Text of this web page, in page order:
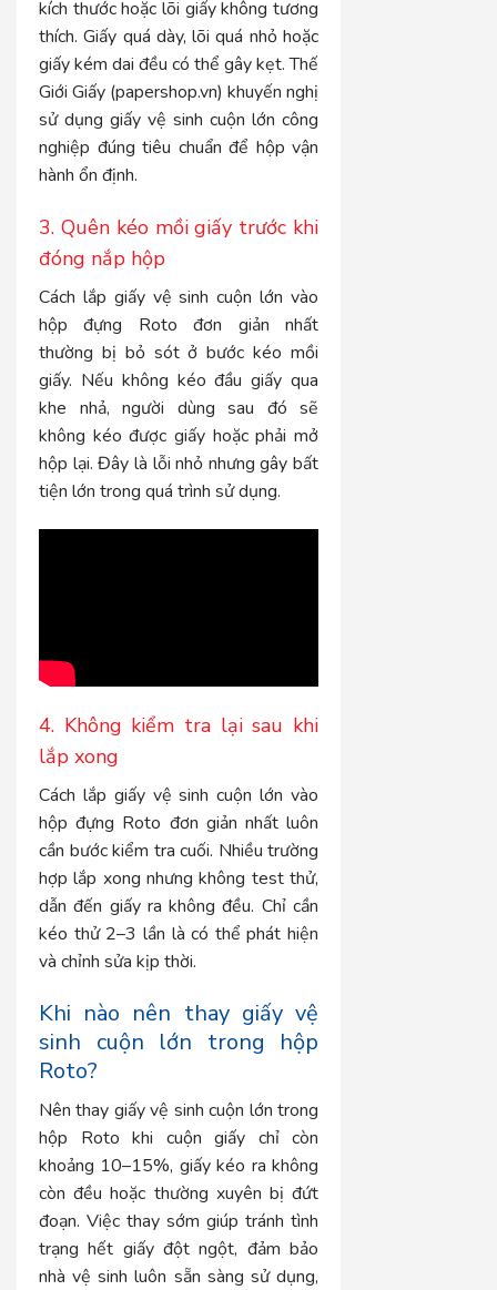
kích thước hoặc lõi giấy không tương
thích. Giấy quá dày, lõi quá nhỏ hoặc
giấy kém dai đều có thể gây kẹt. Thế
Giới Giấy (papershop.vn) khuyến nghị
sử dụng giấy vệ sinh cuộn lớn công
nghiệp đúng tiêu chuẩn để hộp vận
hành ổn định.
3. Quên kéo mồi giấy trước khi
đóng nắp hộp
Cách lắp giấy vệ sinh cuộn lớn vào
hộp đựng Roto đơn giản nhất
thường bị bỏ sót ở bước kéo mồi
giấy. Nếu không kéo đầu giấy qua
khe nhả, người dùng sau đó sẽ
không kéo được giấy hoặc phải mở
hộp lại. Đây là lỗi nhỏ nhưng gây bất
tiện lớn trong quá trình sử dụng.
4. Không kiểm tra lại sau khi
lắp xong
Cách lắp giấy vệ sinh cuộn lớn vào
hộp đựng Roto đơn giản nhất luôn
cần bước kiểm tra cuối. Nhiều trường
hợp lắp xong nhưng không test thử,
dẫn đến giấy ra không đều. Chỉ cần
kéo thử 2–3 lần là có thể phát hiện
và chỉnh sửa kịp thời.
Khi nào nên thay giấy vệ
sinh cuộn lớn trong hộp
Roto?
Nên thay giấy vệ sinh cuộn lớn trong
hộp Roto khi cuộn giấy chỉ còn
khoảng 10–15%, giấy kéo ra không
còn đều hoặc thường xuyên bị đứt
đoạn. Việc thay sớm giúp tránh tình
trạng hết giấy đột ngột, đảm bảo
nhà vệ sinh luôn sẵn sàng sử dụng,